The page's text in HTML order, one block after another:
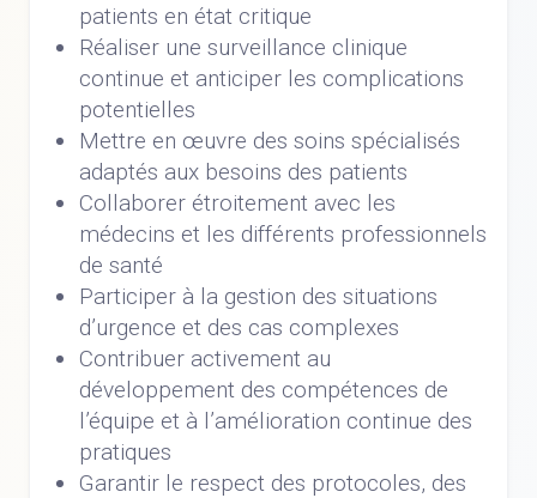
patients en état critique
Réaliser une surveillance clinique
continue et anticiper les complications
potentielles
Mettre en œuvre des soins spécialisés
adaptés aux besoins des patients
Collaborer étroitement avec les
médecins et les différents professionnels
de santé
Participer à la gestion des situations
d’urgence et des cas complexes
Contribuer activement au
développement des compétences de
l’équipe et à l’amélioration continue des
pratiques
Garantir le respect des protocoles, des